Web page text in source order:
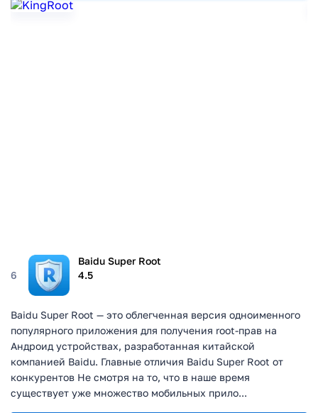
6
Baidu Super Root
4.5
Baidu Super Root — это облегченная версия одноименного
популярного приложения для получения root-прав на
Андроид устройствах, разработанная китайской
компанией Baidu. Главные отличия Baidu Super Root от
конкурентов Не смотря на то, что в наше время
существует уже множество мобильных прило...